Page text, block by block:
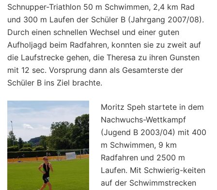
Schnupper-Triathlon 50 m Schwimmen, 2,4 km Rad
und 300 m Laufen der Schüler B (Jahrgang 2007/08).
Durch einen schnellen Wechsel und einer guten
Aufholjagd beim Radfahren, konnten sie zu zweit auf
die Laufstrecke gehen, die Theresa zu ihren Gunsten
mit 12 sec. Vorsprung dann als Gesamterste der
Schüler B ins Ziel brachte.
Moritz Speh startete in dem
Nachwuchs-Wettkampf
(Jugend B 2003/04) mit 400
m Schwimmen, 9 km
Radfahren und 2500 m
Laufen. Mit Schwierig-keiten
auf der Schwimmstrecken